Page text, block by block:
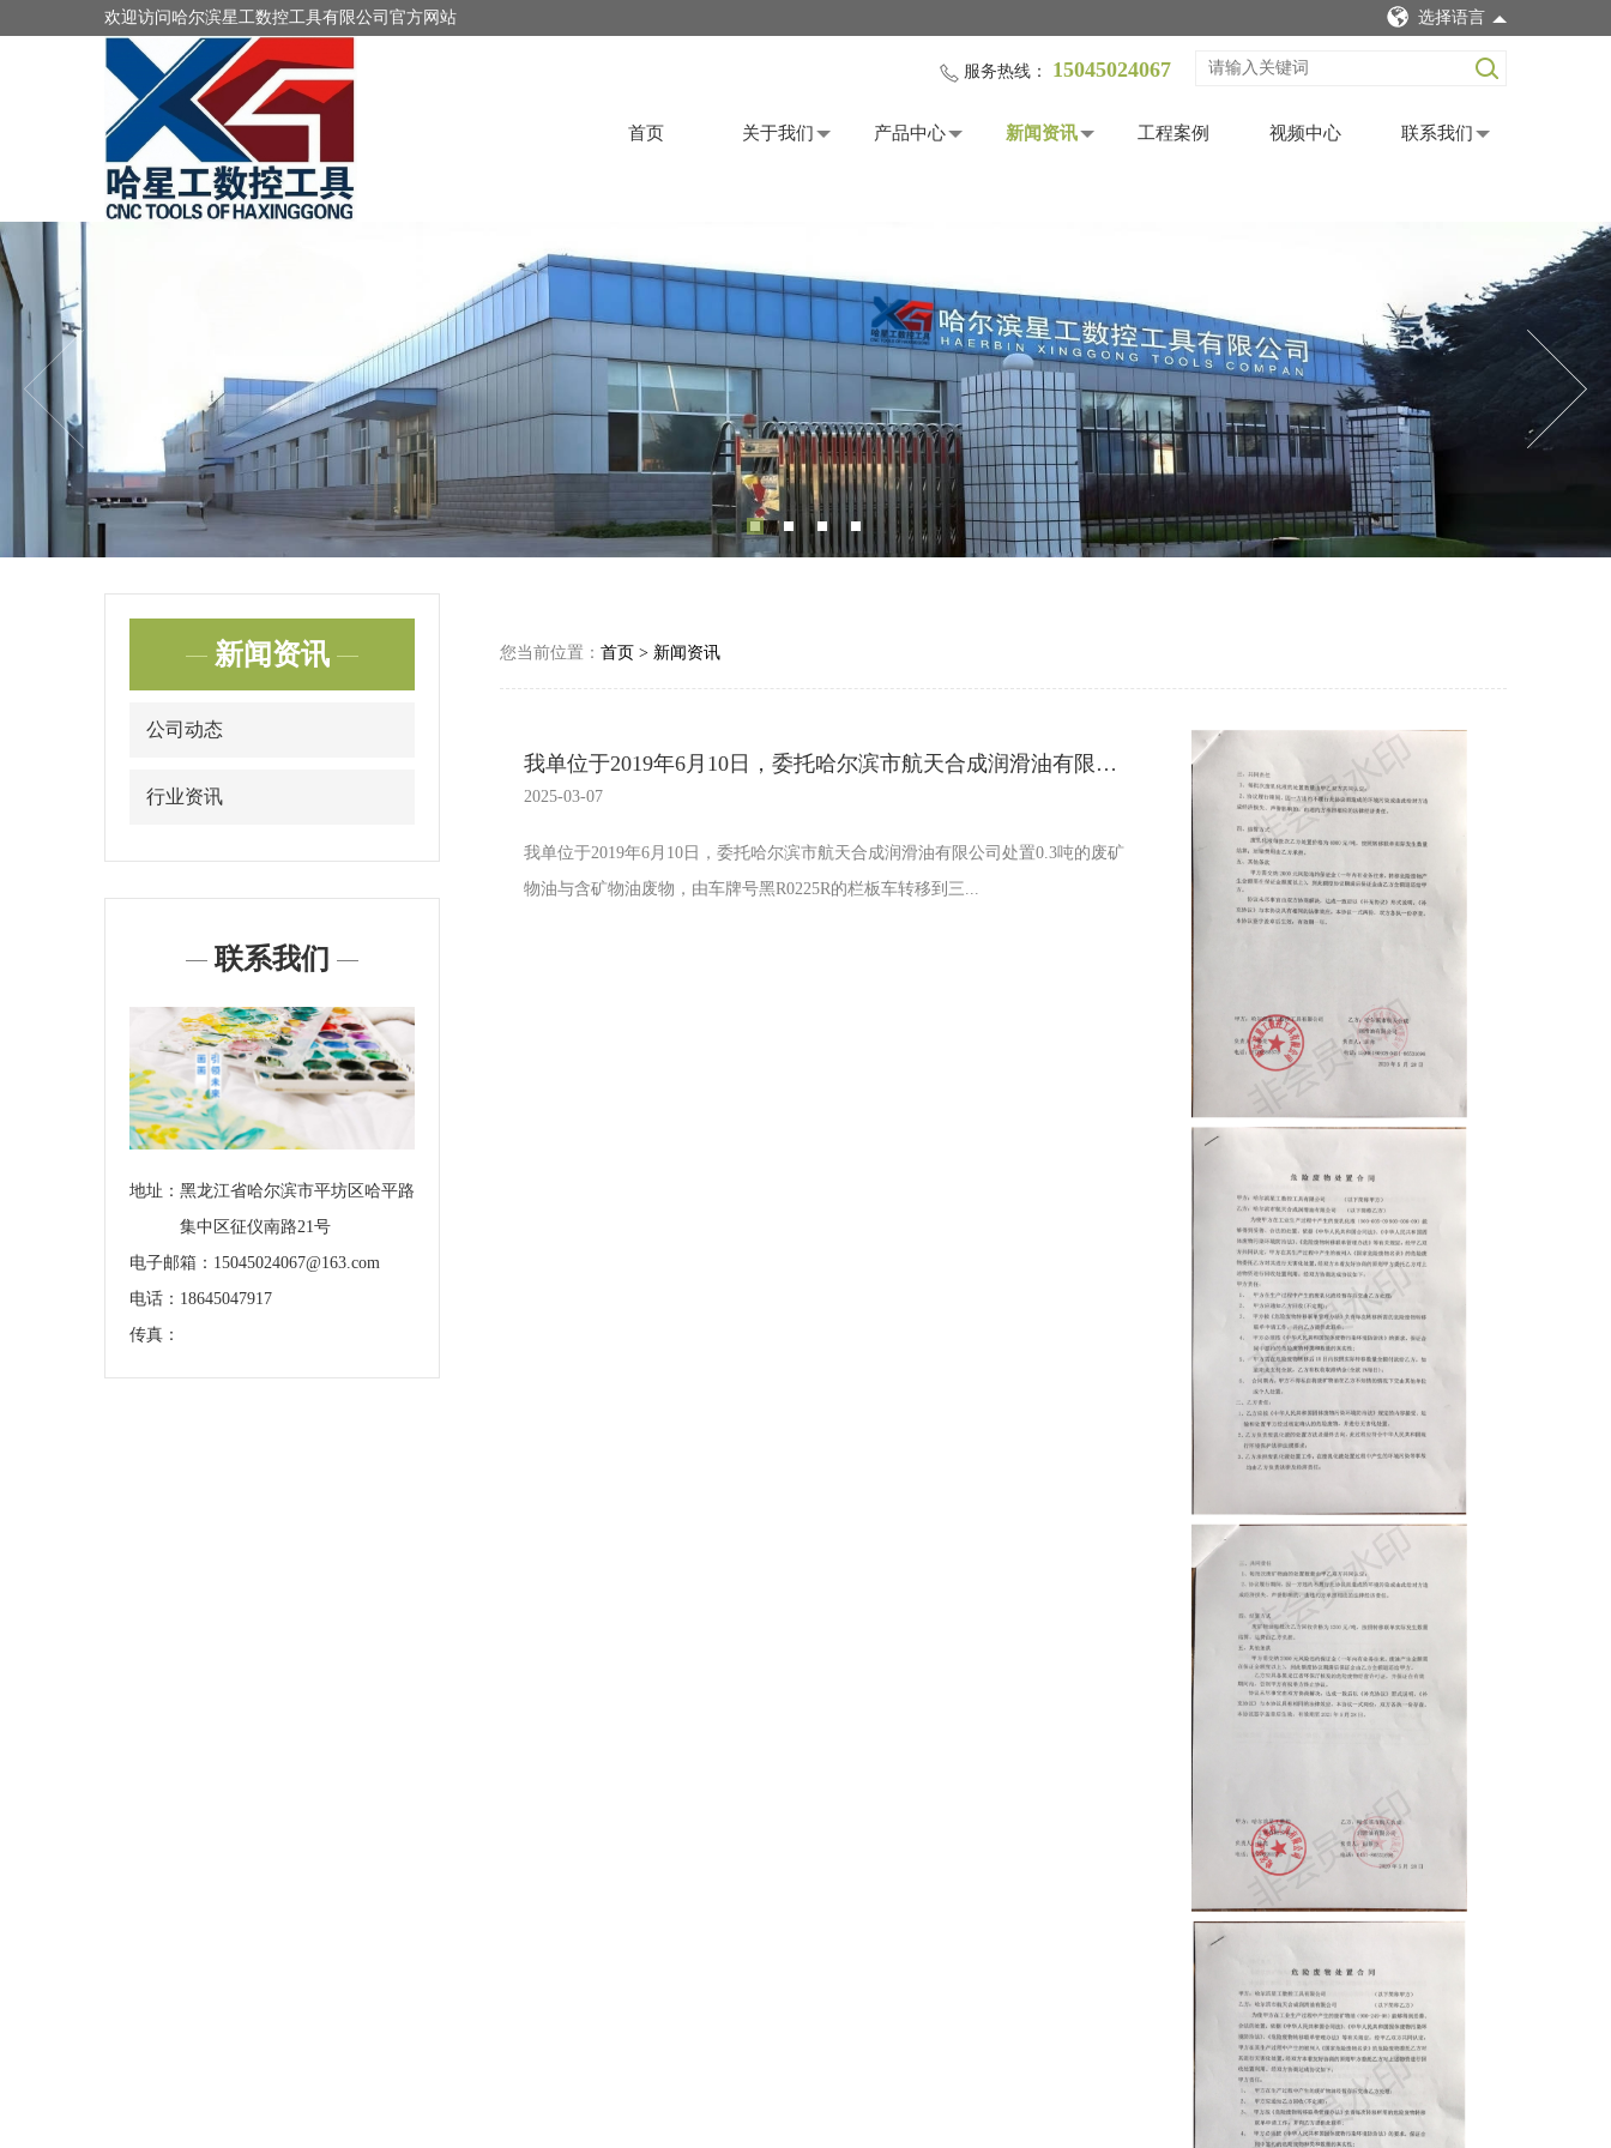
欢迎访问哈尔滨星工数控工具有限公司官方网站 选择语言
服务热线： 15045024067
首页 关于我们 产品中心 新闻资讯 工程案例 视频中心 联系我们
新闻资讯
公司动态
行业资讯
联系我们
地址： 黑龙江省哈尔滨市平坊区哈平路
集中区征仪南路21号
电子邮箱：15045024067@163.com
电话：18645047917
传真：
您当前位置： 首页 > 新闻资讯
我单位于2019年6月10日，委托哈尔滨市航天合成润滑油有限公司处置0.3吨的废
2025-03-07
我单位于2019年6月10日，委托哈尔滨市航天合成润滑油有限公司处置0.3吨的废矿
物油与含矿物油废物，由车牌号黑R0225R的栏板车转移到三...